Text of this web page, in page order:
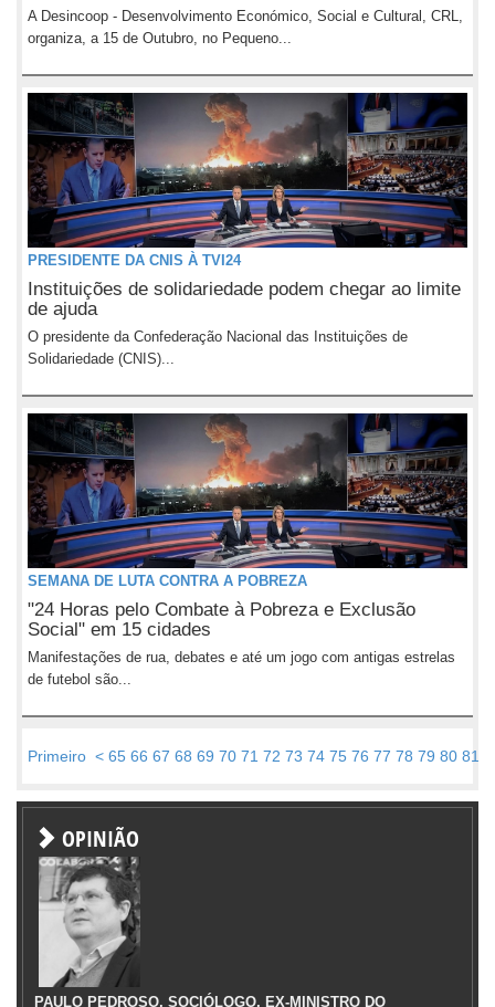
A Desincoop - Desenvolvimento Económico, Social e Cultural, CRL,
organiza, a 15 de Outubro, no Pequeno...
PRESIDENTE DA CNIS À TVI24
Instituições de solidariedade podem chegar ao limite
de ajuda
O presidente da Confederação Nacional das Instituições de
Solidariedade (CNIS)...
SEMANA DE LUTA CONTRA A POBREZA
"24 Horas pelo Combate à Pobreza e Exclusão
Social" em 15 cidades
Manifestações de rua, debates e até um jogo com antigas estrelas
de futebol são...
Primeiro < 65 66 67 68 69 70 71 72 73 74 75 76 77 78 79 80 81
OPINIÃO
PAULO PEDROSO, SOCIÓLOGO, EX-MINISTRO DO